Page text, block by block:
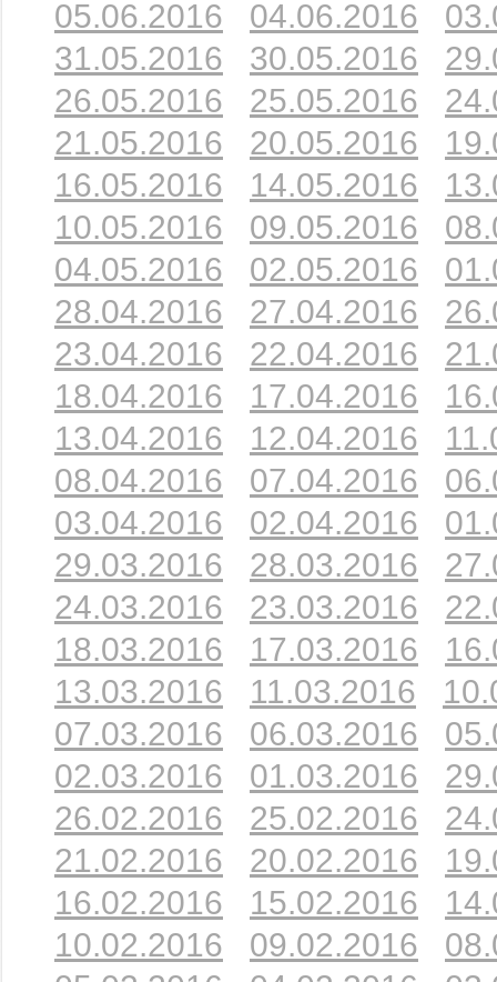
05.06.2016
04.06.2016
31.05.2016
30.05.2016
26.05.2016
25.05.2016
21.05.2016
20.05.2016
16.05.2016
14.05.2016
10.05.2016
09.05.2016
04.05.2016
02.05.2016
28.04.2016
27.04.2016
23.04.2016
22.04.2016
18.04.2016
17.04.2016
13.04.2016
12.04.2016
08.04.2016
07.04.2016
03.04.2016
02.04.2016
29.03.2016
28.03.2016
24.03.2016
23.03.2016
18.03.2016
17.03.2016
13.03.2016
11.03.2016
07.03.2016
06.03.2016
02.03.2016
01.03.2016
26.02.2016
25.02.2016
21.02.2016
20.02.2016
16.02.2016
15.02.2016
10.02.2016
09.02.2016